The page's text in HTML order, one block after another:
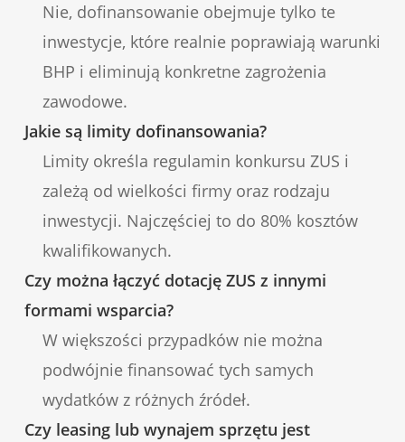
Nie, dofinansowanie obejmuje tylko te
inwestycje, które realnie poprawiają warunki
BHP i eliminują konkretne zagrożenia
zawodowe.
Jakie są limity dofinansowania?
Limity określa regulamin konkursu ZUS i
zależą od wielkości firmy oraz rodzaju
inwestycji. Najczęściej to do 80% kosztów
kwalifikowanych.
Czy można łączyć dotację ZUS z innymi
formami wsparcia?
W większości przypadków nie można
podwójnie finansować tych samych
wydatków z różnych źródeł.
Czy leasing lub wynajem sprzętu jest